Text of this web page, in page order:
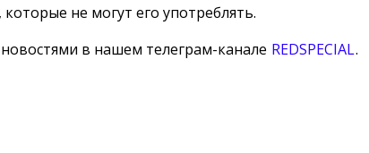
не могут его употреблять.
в нашем телеграм-канале REDSPECIAL.